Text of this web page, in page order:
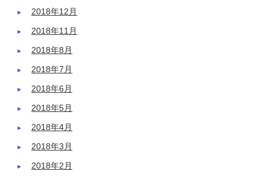
2018年12月
2018年11月
2018年8月
2018年7月
2018年6月
2018年5月
2018年4月
2018年3月
2018年2月